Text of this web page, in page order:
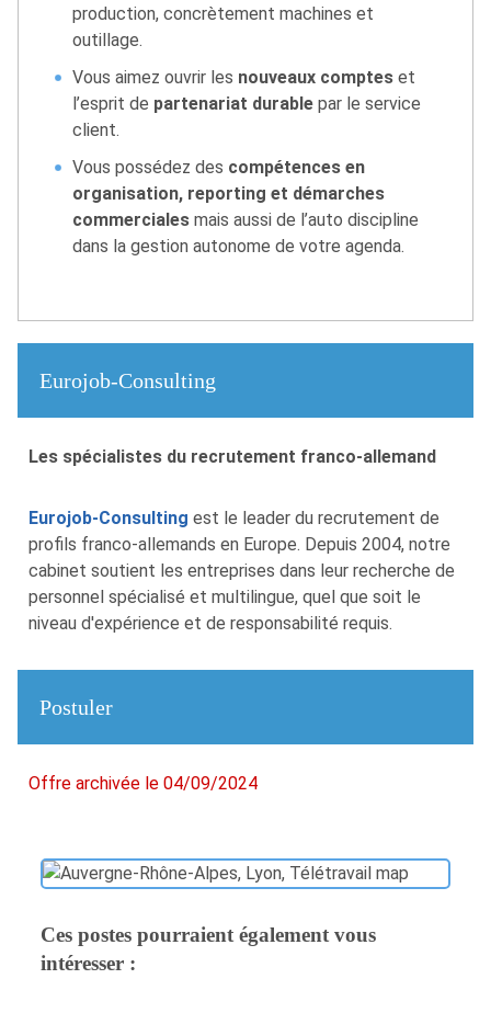
production, concrètement machines et
outillage.
Vous aimez ouvrir les nouveaux comptes et
l’esprit de partenariat durable par le service
client.
Vous possédez des compétences en
organisation, reporting et démarches
commerciales mais aussi de l’auto discipline
dans la gestion autonome de votre agenda.
Eurojob-Consulting
Les spécialistes du recrutement franco-allemand
Eurojob-Consulting est le leader du recrutement de
profils franco-allemands en Europe. Depuis 2004, notre
cabinet soutient les entreprises dans leur recherche de
personnel spécialisé et multilingue, quel que soit le
niveau d'expérience et de responsabilité requis.
Postuler
Offre archivée le 04/09/2024
Ces postes pourraient également vous
intéresser :